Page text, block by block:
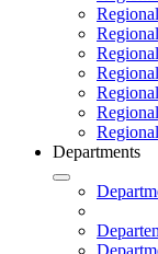
Departments